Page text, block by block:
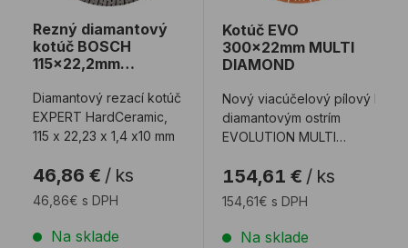
Rezný diamantový
kotúč BOSCH
115x22,2mm
Diamantový rezací kotúč
EXPERT HardCeramic,
115 x 22,23 x 1,4 x10 mm
46,86 € / ks
46,86€ s DPH
Na sklade
Kotúč EVO
300x22mm MULTI
DIAMOND
Nový viacúčelový pílový
diamantovým ostrím
EVOLUTION MULTI
viacúčelové rezanie ko
...
154,61 € / ks
154,61€ s DPH
Na sklade